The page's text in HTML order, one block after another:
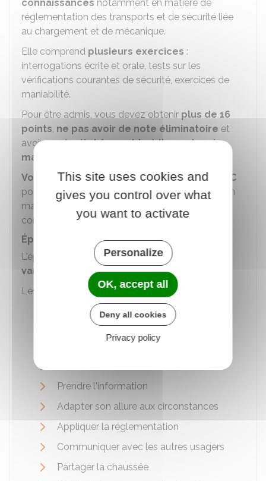
connaissances notamment en matière de
réglementation des transports et de sécurité liée
au chargement et de mécanique.
Elle comprend plusieurs exercices :
interrogations écrite et orale, tests sur les
vérifications courantes de sécurité, exercices de
maniabilité.
Pour être admis, vous devez obtenir plus de 16
points, ne pas avoir de note éliminatoire et
avoir unrésultat favorable à l'exercice de
maniabilité
Vous conservez le bénéfice de l'épreuve HC
pour 3 épreuves en circulation (CIR) pendant 1 an
maximum à partir de la réussite à l'épreuve HC à
condition de valider l'épreuve théorique.
Épreuve en circulation (CIR)
L'épreuve CIR se déroule sur des itinéraires
variés
Les
compétencessuivantes sont évaluées :
Savoir s'installer et assurer la sécurité à
Autonomie et la conscience du risque
Prendre l'information
Adapter son allure aux circonstances
Appliquer la réglementation
Communiquer avec les autres usagers
Partager la chaussée
This site uses cookies and
gives you control over what
you want to activate
Personalize
OK, accept all
Deny all cookies
Privacy policy